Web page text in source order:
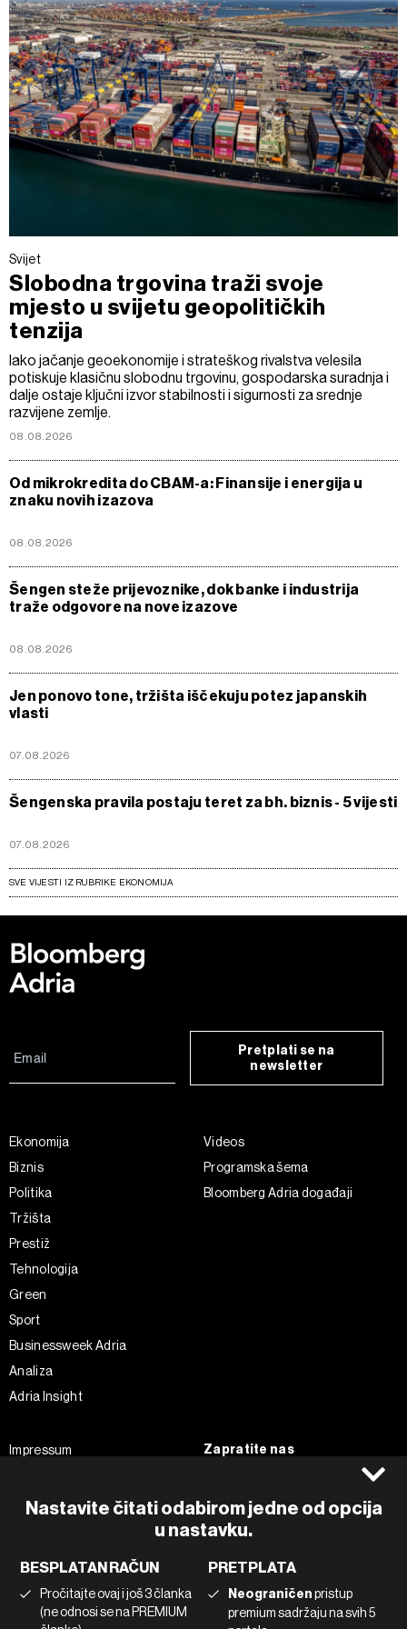
Svijet
Slobodna trgovina traži svoje
mjesto u svijetu geopolitičkih
tenzija
Iako jačanje geoekonomije i strateškog rivalstva velesila
potiskuje klasičnu slobodnu trgovinu, gospodarska suradnja i
dalje ostaje ključni izvor stabilnosti i sigurnosti za srednje
razvijene zemlje.
08.08.2026
Od mikrokredita do CBAM-a: Finansije i energija u
znaku novih izazova
08.08.2026
Šengen steže prijevoznike, dok banke i industrija
traže odgovore na nove izazove
08.08.2026
Jen ponovo tone, tržišta iščekuju potez japanskih
vlasti
07.08.2026
Šengenska pravila postaju teret za bh. biznis - 5 vijesti
07.08.2026
SVE VIJESTI IZ RUBRIKE EKONOMIJA
Nastavite čitati odabirom jedne od opcija
u nastavku.
BESPLATAN RAČUN
Pročitajte ovaj i još 3 članka
(ne odnosi se na PREMIUM
PRETPLATA
Neograničenpristup
premium sadržaju na svih 5
Pretplati se na
newsletter
Ekonomija
Biznis
Politika
Tržišta
Prestiž
Tehnologija
Green
Sport
Businessweek Adria
Analiza
Adria Insight
Videos
Programska šema
Bloomberg Adria događaji
Impressum
Pravila privatnosti
Korištenje umjetne inteligencije
Zapratite nas
Instagram
Twitter
Tiktok